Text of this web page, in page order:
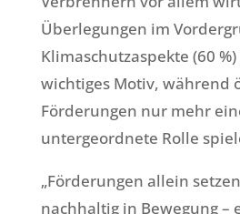
Überlegungen im
Klimaschutzaspekte (60
wichtiges Motiv, während
Förderungen nur mehr
untergeordnete Rolle
„Förderungen allein
nachhaltig in Bewegung –